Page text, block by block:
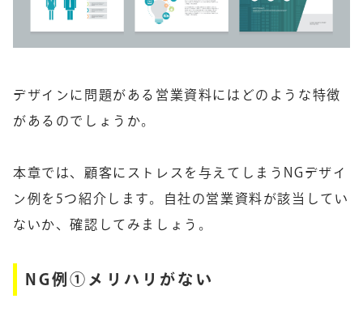
デザインに問題がある営業資料にはどのような特徴
があるのでしょうか。
本章では、顧客にストレスを与えてしまうNGデザイ
ン例を5つ紹介します。自社の営業資料が該当してい
ないか、確認してみましょう。
NG例①メリハリがない